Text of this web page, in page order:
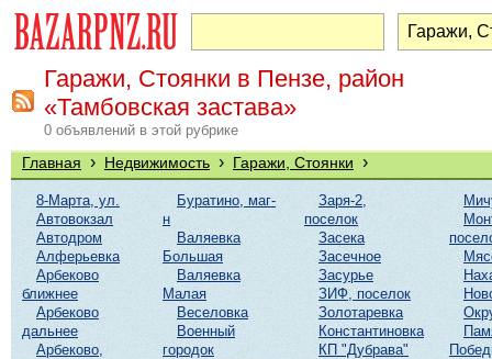
Гаражи, Стоянки в Пензе, район
«Тамбовская застава»
0 объявлений в этой рубрике
Главная › Недвижимость › Гаражи, Стоянки ›
8-Марта, ул.
Автовокзал
Автодром
Алферьевка
Арбеково
ближнее
Арбеково
дальнее
Арбеково,
Буратино, маг-
н
Валяевка
Большая
Валяевка
Малая
Веселовка
Военный
городок
Заря-2,
поселок
Засека
Засечное
Засурье
ЗИФ, поселок
Золотаревка
Константиновка
КП "Дубрава"